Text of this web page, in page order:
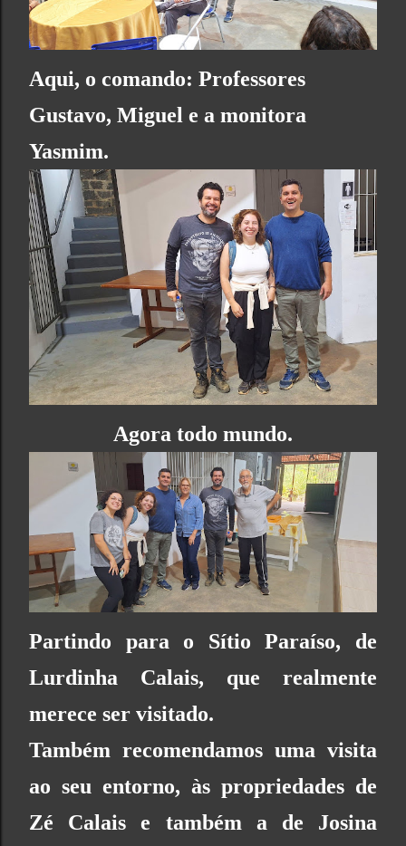
Aqui, o comando: Professores
Gustavo, Miguel e a monitora
Yasmim.
Agora todo mundo.
Partindo para o Sítio Paraíso, de
Lurdinha Calais, que realmente
merece ser visitado.
Também recomendamos uma visita
ao seu entorno, às propriedades de
Zé Calais e também a de Josina